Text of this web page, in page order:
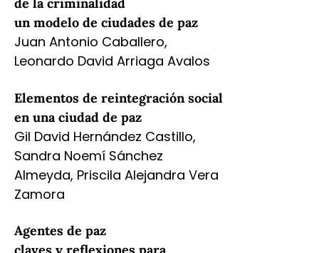
de la criminalidad
un modelo de ciudades de paz
Juan Antonio Caballero,
Leonardo David Arriaga Avalos
Elementos de reintegración social
en una ciudad de paz
Gil David Hernández Castillo,
Sandra Noemí Sánchez
Almeyda, Priscila Alejandra Vera
Zamora
Agentes de paz